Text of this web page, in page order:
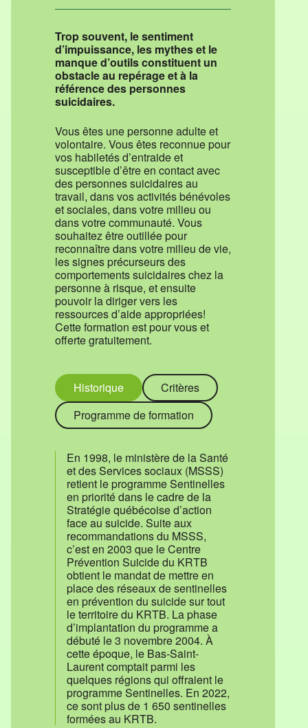
Trop souvent, le sentiment
d’impuissance, les mythes et le
manque d’outils constituent un
obstacle au repérage et à la
référence des personnes
suicidaires.
Vous êtes une personne adulte et
volontaire. Vous êtes reconnue pour
vos habiletés d’entraide et
susceptible d’être en contact avec
des personnes suicidaires au
travail, dans vos activités bénévoles
et sociales, dans votre milieu ou
dans votre communauté. Vous
souhaitez être outillée pour
reconnaître dans votre milieu de vie,
les signes précurseurs des
comportements suicidaires chez la
personne à risque, et ensuite
pouvoir la diriger vers les
ressources d’aide appropriées!
Cette formation est pour vous et
offerte gratuitement.
Historique
Critères
Programme de formation
En 1998, le ministère de la Santé
et des Services sociaux (MSSS)
retient le programme Sentinelles
en priorité dans le cadre de la
Stratégie québécoise d’action
face au suicide. Suite aux
recommandations du MSSS,
c’est en 2003 que le Centre
Prévention Suicide du KRTB
obtient le mandat de mettre en
place des réseaux de sentinelles
en prévention du suicide sur tout
le territoire du KRTB. La phase
d’implantation du programme a
débuté le 3 novembre 2004. À
cette époque, le Bas-Saint-
Laurent comptait parmi les
quelques régions qui offraient le
programme Sentinelles. En 2022,
ce sont plus de 1 650 sentinelles
formées au KRTB.